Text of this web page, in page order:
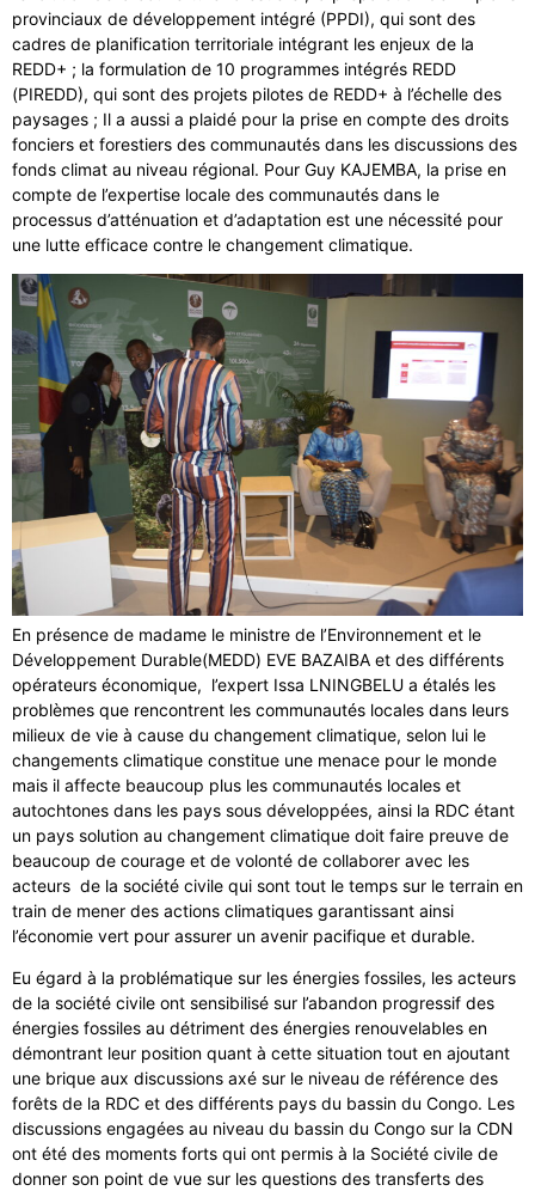
provinciaux de développement intégré (PPDI), qui sont des
cadres de planification territoriale intégrant les enjeux de la
REDD+ ; la formulation de 10 programmes intégrés REDD
(PIREDD), qui sont des projets pilotes de REDD+ à l’échelle des
paysages ; Il a aussi a plaidé pour la prise en compte des droits
fonciers et forestiers des communautés dans les discussions des
fonds climat au niveau régional. Pour Guy KAJEMBA, la prise en
compte de l’expertise locale des communautés dans le
processus d’atténuation et d’adaptation est une nécessité pour
une lutte efficace contre le changement climatique.
En présence de madame le ministre de l’Environnement et le
Développement Durable(MEDD) EVE BAZAIBA et des différents
opérateurs économique, l’expert Issa LNINGBELU a étalés les
problèmes que rencontrent les communautés locales dans leurs
milieux de vie à cause du changement climatique, selon lui le
changements climatique constitue une menace pour le monde
mais il affecte beaucoup plus les communautés locales et
autochtones dans les pays sous développées, ainsi la RDC étant
un pays solution au changement climatique doit faire preuve de
beaucoup de courage et de volonté de collaborer avec les
acteurs de la société civile qui sont tout le temps sur le terrain en
train de mener des actions climatiques garantissant ainsi
l’économie vert pour assurer un avenir pacifique et durable.
Eu égard à la problématique sur les énergies fossiles, les acteurs
de la société civile ont sensibilisé sur l’abandon progressif des
énergies fossiles au détriment des énergies renouvelables en
démontrant leur position quant à cette situation tout en ajoutant
une brique aux discussions axé sur le niveau de référence des
forêts de la RDC et des différents pays du bassin du Congo. Les
discussions engagées au niveau du bassin du Congo sur la CDN
ont été des moments forts qui ont permis à la Société civile de
donner son point de vue sur les questions des transferts des